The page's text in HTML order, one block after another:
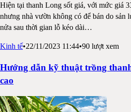
Hiện tại thanh Long sốt giá, với mức giá
nhưng nhà vườn không có để bán do sản
nửa sau thời gian lỗ kéo dài…
Kinh tế•22/11/2023 11:44•90 lượt xem
Hướng dẫn kỹ thuật trồng
cao